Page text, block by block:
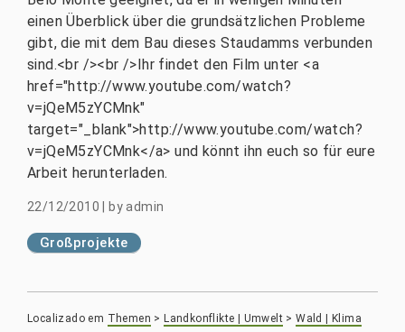
einen Überblick über die grundsätzlichen Probleme
gibt, die mit dem Bau dieses Staudamms verbunden
sind.<br /><br />Ihr findet den Film unter <a
href="http://www.youtube.com/watch?
v=jQeM5zYCMnk"
target="_blank">http://www.youtube.com/watch?
v=jQeM5zYCMnk</a> und könnt ihn euch so für eure
Arbeit herunterladen.
22/12/2010 byadmin
Großprojekte
Localizado em Themen > Landkonflikte | Umwelt >Wald | Klima